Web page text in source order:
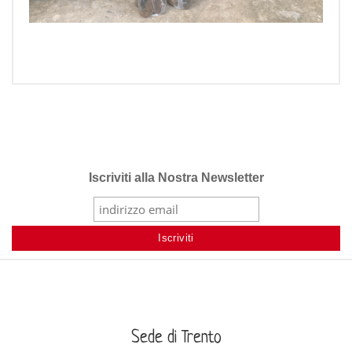
Iscriviti alla Nostra Newsletter
Sede di Trento